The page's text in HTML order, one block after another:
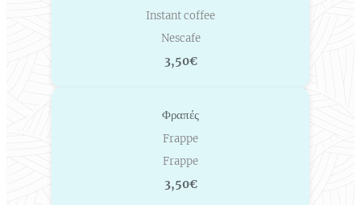
Instant coffee
Nescafe
3,50€
Φραπές
Frappe
Frappe
3,50€